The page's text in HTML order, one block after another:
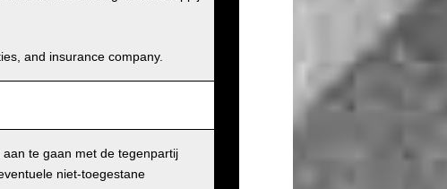
and insurance company.
te gaan met de tegenpartij
niet-toegestane